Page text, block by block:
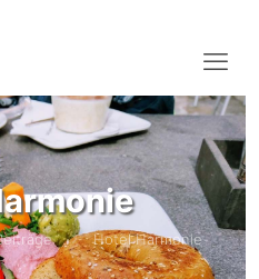
Hotel Harmonie